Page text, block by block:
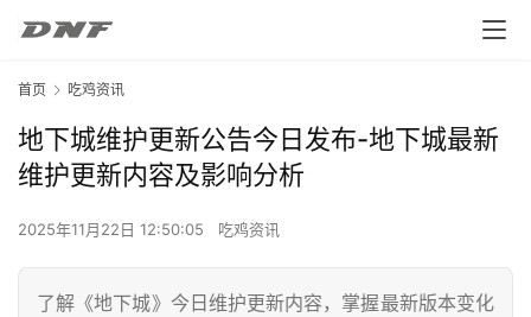
首页 吃鸡资讯
地下城维护更新公告今日发布-地下城最新
维护更新内容及影响分析
2025年11月22日 12:50:05 吃鸡资讯
了解《地下城》今日维护更新内容，掌握最新版本变化